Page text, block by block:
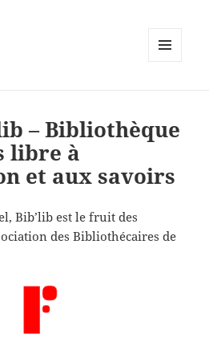
– Bibliothèque
libre à
et aux savoirs
Bib’lib est le fruit des
des Bibliothécaires de